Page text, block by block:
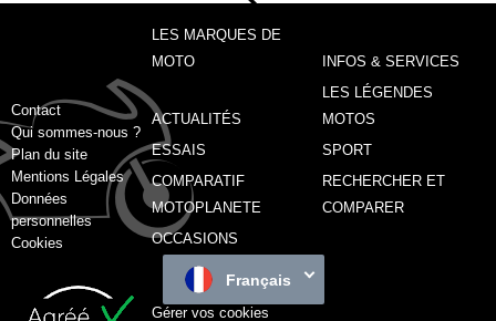
Contact
Qui sommes-nous ?
Plan du site
Mentions Légales
Données
personnelles
Cookies
LES MARQUES DE
MOTO
INFOS & SERVICES
ACTUALITÉS
LES LÉGENDES
MOTOS
ESSAIS
SPORT
COMPARATIF
MOTOPLANETE
RECHERCHER ET
COMPARER
OCCASIONS
Français
Gérer vos cookies